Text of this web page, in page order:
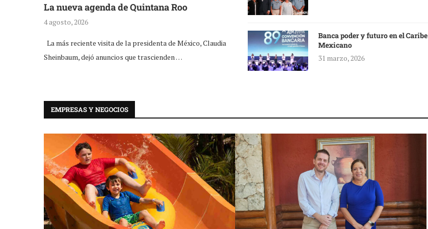
La nueva agenda de Quintana Roo
4 agosto, 2026
La más reciente visita de la presidenta de México, Claudia
Sheinbaum, dejó anuncios que trascienden …
Banca poder y futuro en el Caribe
Mexicano
31 marzo, 2026
EMPRESAS Y NEGOCIOS